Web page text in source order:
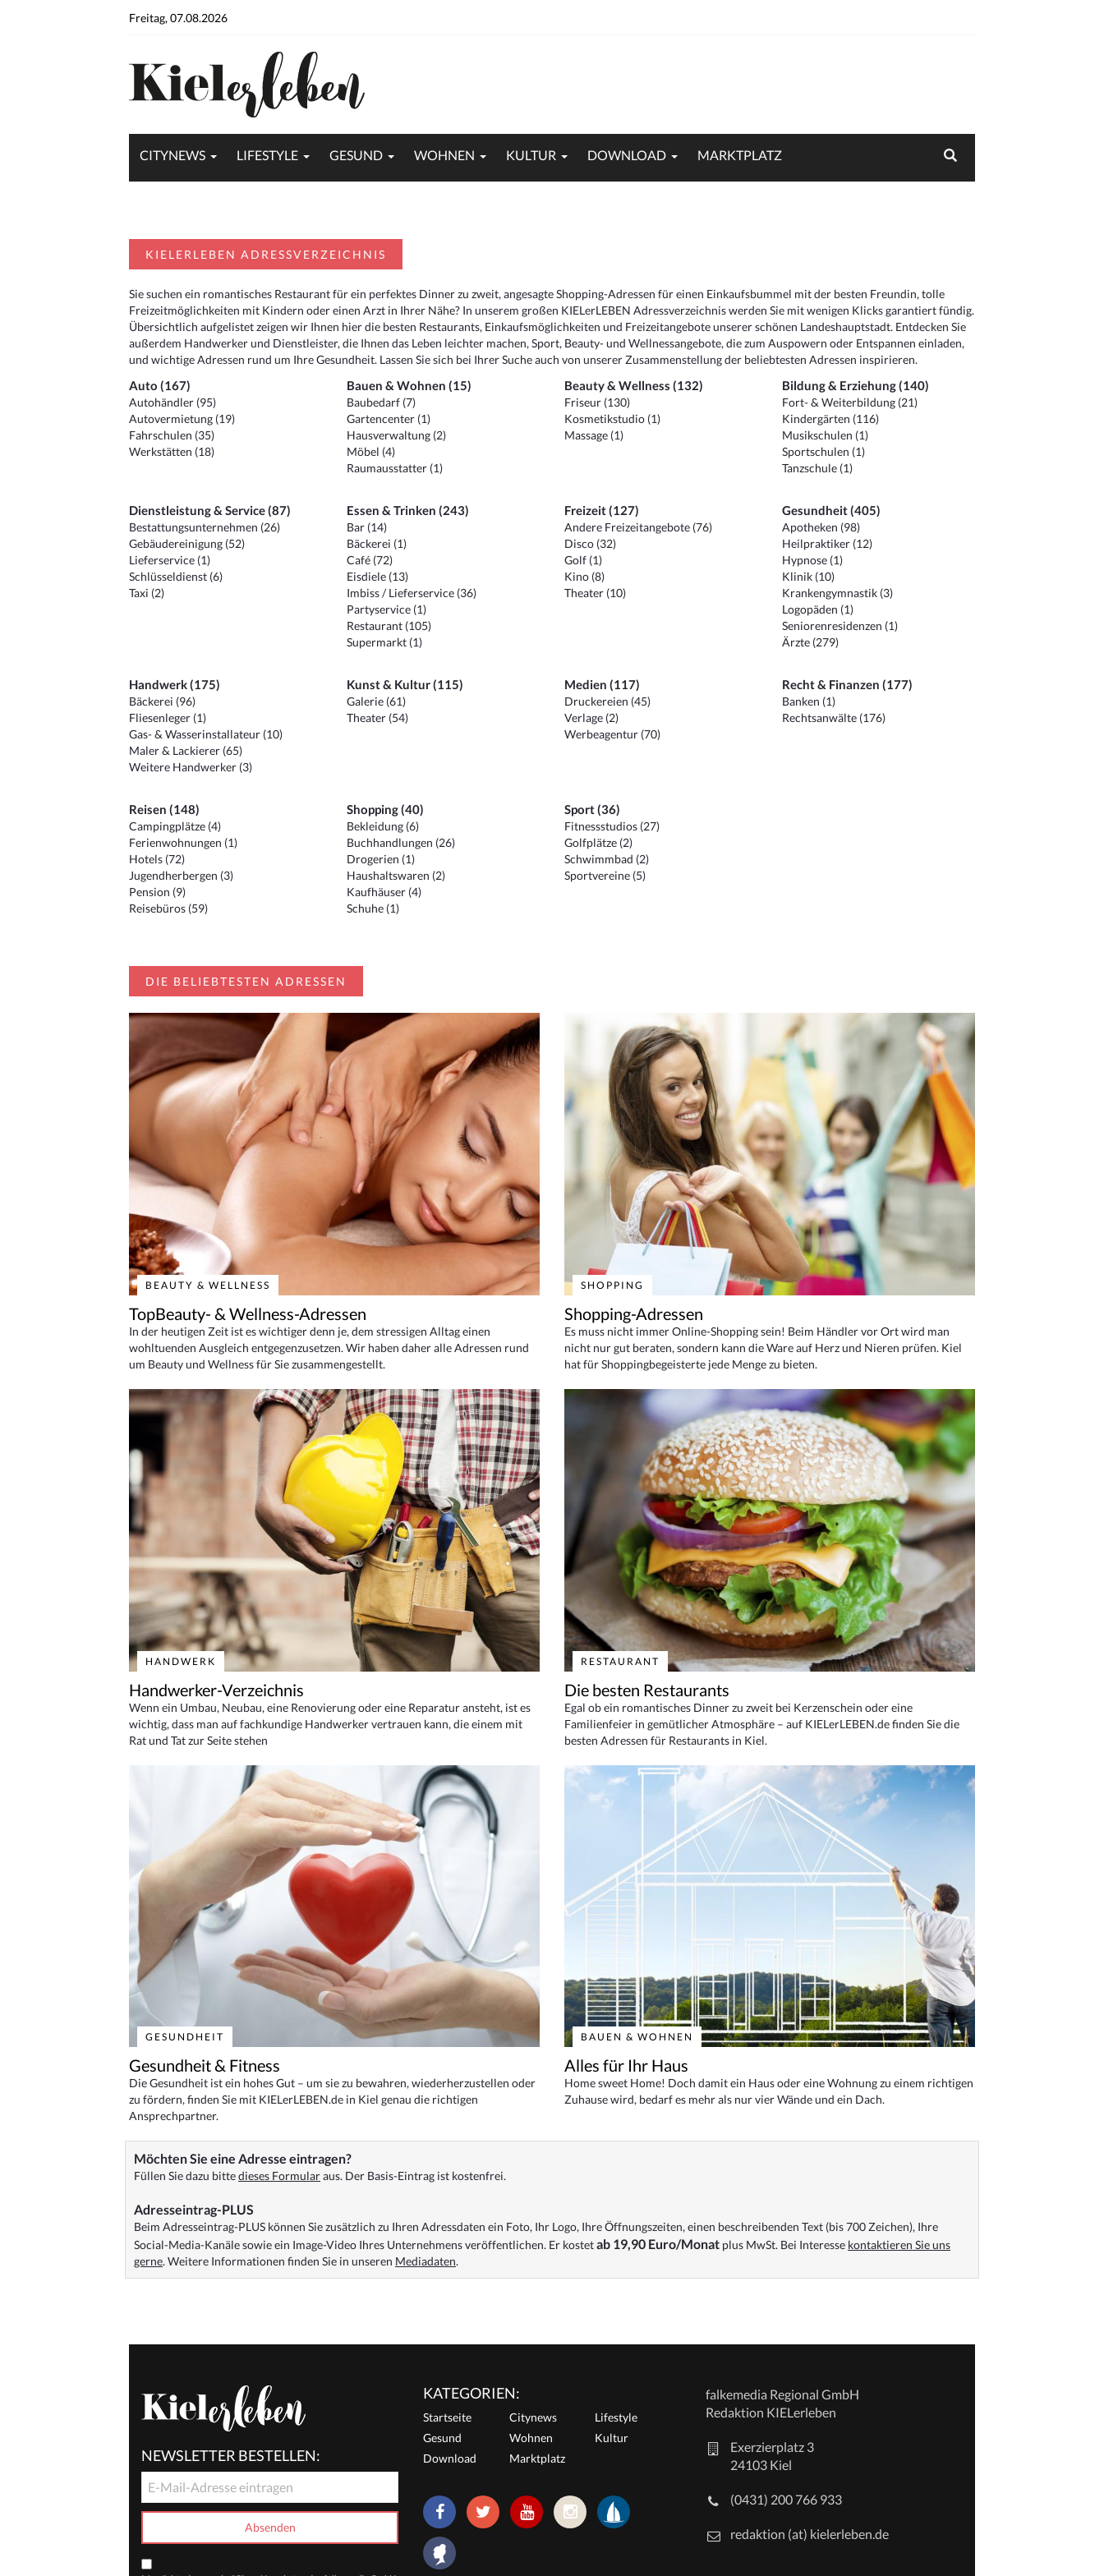
Freitag, 07.08.2026
CITYNEWS LIFESTYLE GESUND WOHNEN KULTUR DOWNLOAD MARKTPLATZ
KIELERLEBEN ADRESSVERZEICHNIS
Sie suchen ein romantisches Restaurant für ein perfektes Dinner zu zweit, angesagte Shopping-Adressen für einen Einkaufsbummel mit der besten Freundin, tolle
Freizeitmöglichkeiten mit Kindern oder einen Arzt in Ihrer Nähe? In unserem großen KIELerLEBEN Adressverzeichnis werden Sie mit wenigen Klicks garantiert fündig.
Übersichtlich aufgelistet zeigen wir Ihnen hier die besten Restaurants, Einkaufsmöglichkeiten und Freizeitangebote unserer schönen Landeshauptstadt. Entdecken Sie
außerdem Handwerker und Dienstleister, die Ihnen das Leben leichter machen, Sport, Beauty- und Wellnessangebote, die zum Auspowern oder Entspannen einladen,
und wichtige Adressen rund um Ihre Gesundheit. Lassen Sie sich bei Ihrer Suche auch von unserer Zusammenstellung der beliebtesten Adressen inspirieren.
Auto (167)
Autohändler (95)
Autovermietung (19)
Fahrschulen (35)
Werkstätten (18)
Bauen & Wohnen (15)
Baubedarf (7)
Gartencenter (1)
Hausverwaltung (2)
Möbel (4)
Raumausstatter (1)
Beauty & Wellness (132)
Friseur (130)
Kosmetikstudio (1)
Massage (1)
Bildung & Erziehung (140)
Fort- & Weiterbildung (21)
Kindergärten (116)
Musikschulen (1)
Sportschulen (1)
Tanzschule (1)
Dienstleistung & Service (87)
Bestattungsunternehmen (26)
Gebäudereinigung (52)
Lieferservice (1)
Schlüsseldienst (6)
Taxi (2)
Essen & Trinken (243)
Bar (14)
Bäckerei (1)
Café (72)
Eisdiele (13)
Imbiss / Lieferservice (36)
Partyservice (1)
Restaurant (105)
Supermarkt (1)
Freizeit (127)
Andere Freizeitangebote (76)
Disco (32)
Golf (1)
Kino (8)
Theater (10)
Gesundheit (405)
Apotheken (98)
Heilpraktiker (12)
Hypnose (1)
Klinik (10)
Krankengymnastik (3)
Logopäden (1)
Seniorenresidenzen (1)
Ärzte (279)
Handwerk (175)
Bäckerei (96)
Fliesenleger (1)
Gas- & Wasserinstallateur (10)
Maler & Lackierer (65)
Weitere Handwerker (3)
Kunst & Kultur (115)
Galerie (61)
Theater (54)
Medien (117)
Druckereien (45)
Verlage (2)
Werbeagentur (70)
Recht & Finanzen (177)
Banken (1)
Rechtsanwälte (176)
Reisen (148)
Campingplätze (4)
Ferienwohnungen (1)
Hotels (72)
Jugendherbergen (3)
Pension (9)
Reisebüros (59)
Shopping (40)
Bekleidung (6)
Buchhandlungen (26)
Drogerien (1)
Haushaltswaren (2)
Kaufhäuser (4)
Schuhe (1)
Sport (36)
Fitnessstudios (27)
Golfplätze (2)
Schwimmbad (2)
Sportvereine (5)
DIE BELIEBTESTEN ADRESSEN
BEAUTY & WELLNESS
TopBeauty- & Wellness-Adressen
In der heutigen Zeit ist es wichtiger denn je, dem stressigen Alltag einen
wohltuenden Ausgleich entgegenzusetzen. Wir haben daher alle Adressen rund
um Beauty und Wellness für Sie zusammengestellt.
SHOPPING
Shopping-Adressen
Es muss nicht immer Online-Shopping sein! Beim Händler vor Ort wird man
nicht nur gut beraten, sondern kann die Ware auf Herz und Nieren prüfen. Kiel
hat für Shoppingbegeisterte jede Menge zu bieten.
HANDWERK
Handwerker-Verzeichnis
Wenn ein Umbau, Neubau, eine Renovierung oder eine Reparatur ansteht, ist es
wichtig, dass man auf fachkundige Handwerker vertrauen kann, die einem mit
Rat und Tat zur Seite stehen
RESTAURANT
Die besten Restaurants
Egal ob ein romantisches Dinner zu zweit bei Kerzenschein oder eine
Familienfeier in gemütlicher Atmosphäre – auf KIELerLEBEN.de finden Sie die
besten Adressen für Restaurants in Kiel.
GESUNDHEIT
Gesundheit & Fitness
Die Gesundheit ist ein hohes Gut – um sie zu bewahren, wiederherzustellen oder
zu fördern, finden Sie mit KIELerLEBEN.de in Kiel genau die richtigen
Ansprechpartner.
BAUEN & WOHNEN
Alles für Ihr Haus
Home sweet Home! Doch damit ein Haus oder eine Wohnung zu einem richtigen
Zuhause wird, bedarf es mehr als nur vier Wände und ein Dach.
Möchten Sie eine Adresse eintragen?
Füllen Sie dazu bittedieses Formularaus. Der Basis-Eintrag ist kostenfrei.
Adresseintrag-PLUS
Beim Adresseintrag-PLUS können Sie zusätzlich zu Ihren Adressdaten ein Foto, Ihr Logo, Ihre Öffnungszeiten, einen beschreibenden Text (bis 700 Zeichen), Ihre
Social-Media-Kanäle sowie ein Image-Video Ihres Unternehmens veröffentlichen. Er kostetab 19,90 Euro/Monat plus MwSt. Bei Interesse kontaktieren Sie uns
gerne. Weitere Informationen finden Sie in unseren Mediadaten.
NEWSLETTER BESTELLEN:
KATEGORIEN:
Startseite Citynews
Lifestyle
Gesund
Wohnen
Kultur
Download
Marktplatz
falkemedia Regional GmbH
Redaktion KIELerleben
Exerzierplatz 3
24103 Kiel
(0431) 200 766 933
redaktion (at) kielerleben.de